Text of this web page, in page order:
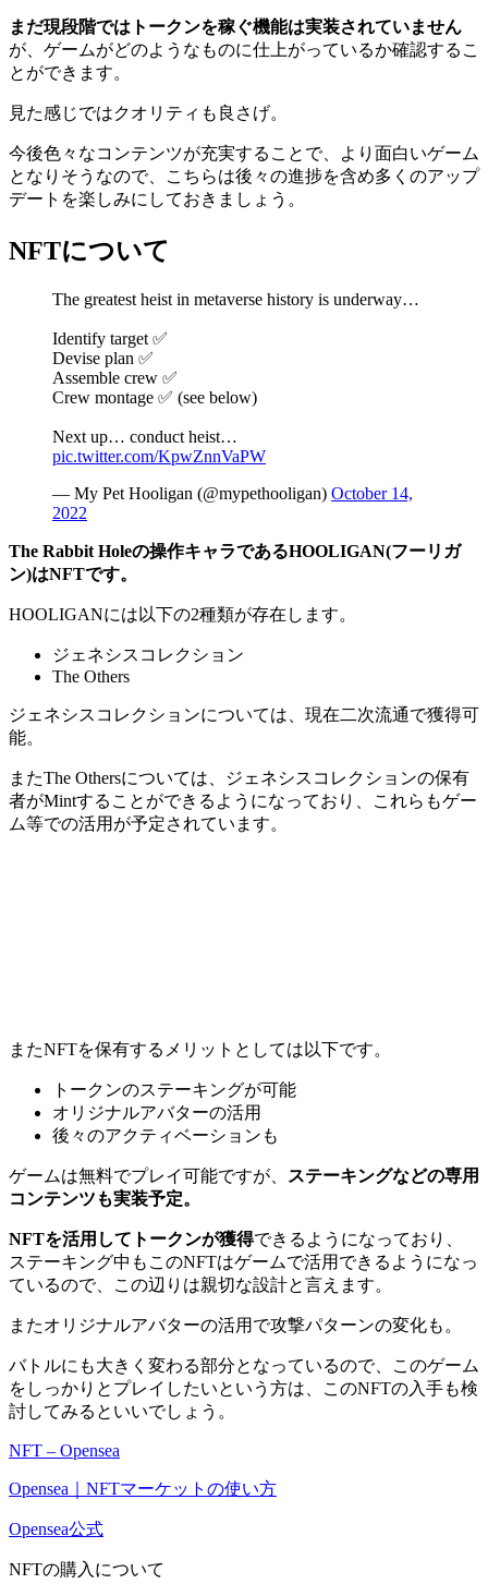
まだ現段階ではトークンを稼ぐ機能は実装されていません
が、ゲームがどのようなものに仕上がっているか確認するこ
とができます。
見た感じではクオリティも良さげ。
今後色々なコンテンツが充実することで、より面白いゲーム
となりそうなので、こちらは後々の進捗を含め多くのアップ
デートを楽しみにしておきましょう。
NFTについて
The greatest heist in metaverse history is underway…
Identify target ✅
Devise plan ✅
Assemble crew ✅
Crew montage ✅ (see below)
Next up… conduct heist…
pic.twitter.com/KpwZnnVaPW
— My Pet Hooligan (@mypethooligan) October 14,
2022
The Rabbit Holeの操作キャラであるHOOLIGAN(フーリガ
ン)はNFTです。
HOOLIGANには以下の2種類が存在します。
ジェネシスコレクション
The Others
ジェネシスコレクションについては、現在二次流通で獲得可
能。
またThe Othersについては、ジェネシスコレクションの保有
者がMintすることができる ようになっており、これらもゲー
ム等での活用が予定されています。
またNFTを保有するメリットとしては以下です。
トークンのステーキングが可能
オリジナルアバターの活用
後々のアクティベーションも
ゲームは無料でプレイ可能ですが、
ステーキングなどの専用
コンテンツも実装予定。
NFTを活用してトークンが獲得できるようになっており、
ステーキング中もこのNFTはゲームで活用できるようになっ
ているので、この辺りは親切な設計と言えます。
またオリジナルアバターの活用で攻撃パターンの変化も。
バトルにも大きく変わる部分となっているので、このゲーム
をしっかりとプレイしたいという方は、このNFTの入手も検
討してみるといいでしょう。
NFT – Opensea
Opensea｜NFTマーケットの使い方
Opensea公式
NFTの購入について